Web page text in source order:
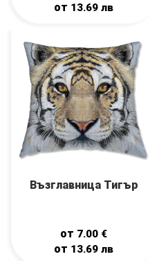
от 13.69лв
Възглавница Тигър
от 7.00 €
от 13.69лв